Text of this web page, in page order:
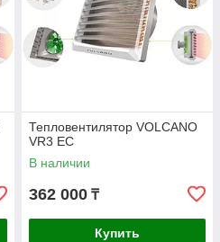
Тепловентилятор VOLCANO
VR3 ЕC
В наличии
362 000 ₸
Купить